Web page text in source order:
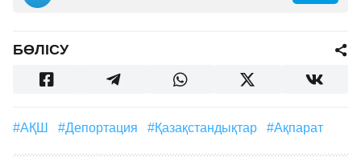
БӨЛІСУ
#АҚШ #депортация #қазақстандықтар #ақпарат